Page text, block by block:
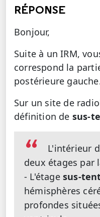
RÉPONSE
Bonjour,
Suite à un IRM,
correspond la
postérieure
Sur un site de
définition de sus-
L'intérieur
deux étages par
- L'étage sus-
hémisphères
profondes